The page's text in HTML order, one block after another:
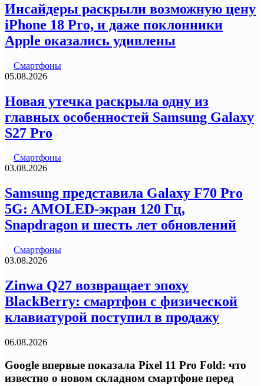
Инсайдеры раскрыли возможную цену
iPhone 18 Pro, и даже поклонники
Apple оказались удивлены
Смартфоны
05.08.2026
Новая утечка раскрыла одну из
главных особенностей Samsung Galaxy
S27 Pro
Смартфоны
03.08.2026
Samsung представила Galaxy F70 Pro
5G: AMOLED-экран 120 Гц,
Snapdragon и шесть лет обновлений
Смартфоны
03.08.2026
Zinwa Q27 возвращает эпоху
BlackBerry: смартфон с физической
клавиатурой поступил в продажу
06.08.2026
Google впервые показала Pixel 11 Pro Fold: что
известно о новом складном смартфоне перед